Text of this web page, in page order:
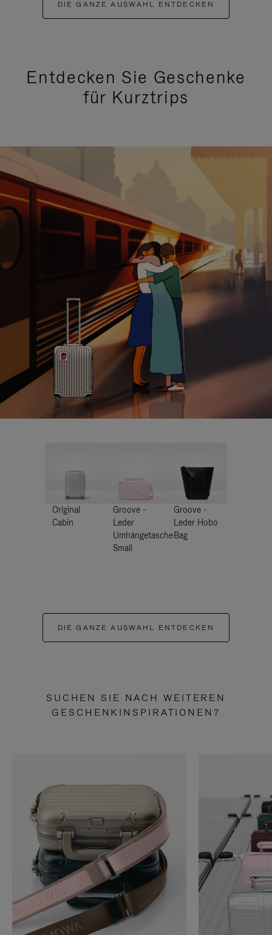
DIE GANZE AUSWAHL ENTDECKEN
Entdecken Sie Geschenke
für Kurztrips
Original
Cabin
Groove -
Leder
Umhängetasche
Small
Groove -
Leder Hobo
Bag
DIE GANZE AUSWAHL ENTDECKEN
SUCHEN SIE NACH WEITEREN
GESCHENKINSPIRATIONEN?